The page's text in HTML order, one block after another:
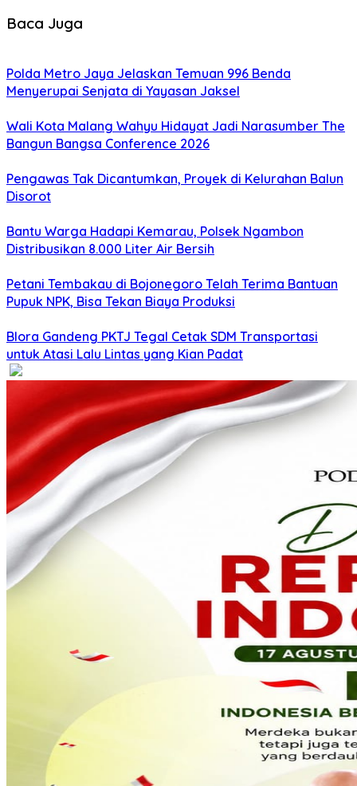
Baca Juga
Polda Metro Jaya Jelaskan Temuan 996 Benda
Menyerupai Senjata di Yayasan Jaksel
Wali Kota Malang Wahyu Hidayat Jadi Narasumber The
Bangun Bangsa Conference 2026
Pengawas Tak Dicantumkan, Proyek di Kelurahan Balun
Disorot
Bantu Warga Hadapi Kemarau, Polsek Ngambon
Distribusikan 8.000 Liter Air Bersih
Petani Tembakau di Bojonegoro Telah Terima Bantuan
Pupuk NPK, Bisa Tekan Biaya Produksi
Blora Gandeng PKTJ Tegal Cetak SDM Transportasi
untuk Atasi Lalu Lintas yang Kian Padat